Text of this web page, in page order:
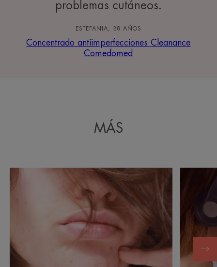
problemas cutáneos.
ESTEFANIA, 38 AÑOS
Concentrado antiimperfecciones Cleanance
Comedomed
MÁS
Acné